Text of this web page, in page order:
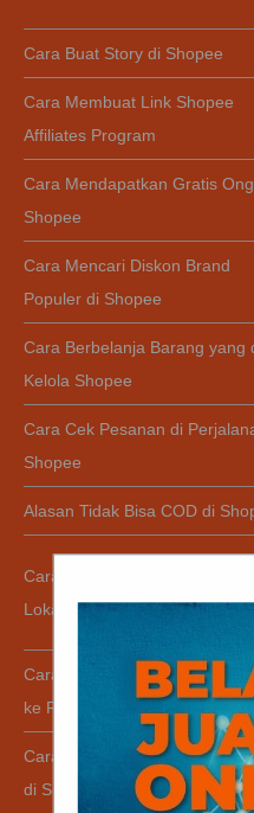
Cara Buat Story di Shopee
Cara Membuat Link Shopee
Affiliates Program
Cara Mendapatkan Gratis
Shopee
Cara Mencari Diskon Brand
Populer di Shopee
Cara Berbelanja Barang yang
Kelola Shopee
Cara Cek Pesanan di
Shopee
Alasan Tidak Bisa COD di
Cara Mencari Promo Brand
Lokal di Shopee
Cara Mencairkan Saldo
ke Rekening di Shopee
Cara Mencari Produk Murah
di Shopee